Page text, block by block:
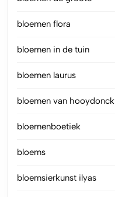
bloemen flora
bloemen in de tuin
bloemen laurus
bloemen van hooydonck
bloemenboetiek
bloems
bloemsierkunst ilyas